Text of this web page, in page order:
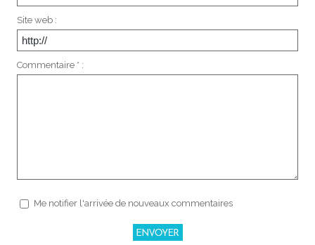
Site web :
Commentaire * :
Me notifier l'arrivée de nouveaux commentaires